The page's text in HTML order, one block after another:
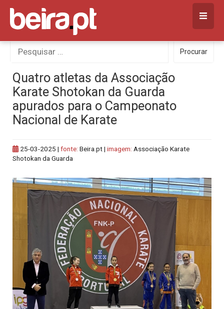
Skip
content
Procurar
por:
Procurar
Quatro atletas da Associação
Karate Shotokan da Guarda
apurados para o Campeonato
Nacional de Karate
25-03-2025 | fonte: Beira.pt | imagem: Associação Karate
Shotokan da Guarda